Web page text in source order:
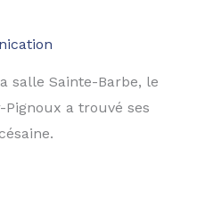
salle Sainte-Barbe, le
a trouvé ses